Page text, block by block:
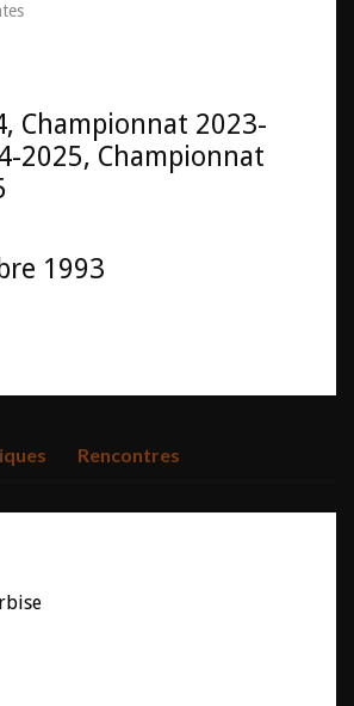
Championnat 2023-
2025, Championnat
1993
Rencontres